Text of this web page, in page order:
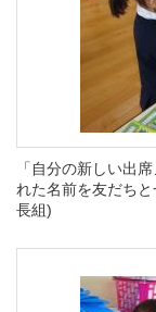
「自分の新しい出
れた名前を友だち
長組)